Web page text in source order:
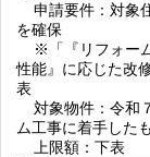
申請要件：対象
を確保
※「『リフォーム
性能』に応じた改
表
対象物件：令和
ム工事に着手した
上限額：下表